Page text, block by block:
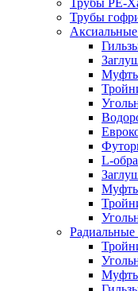
Трубы РЕ-
Трубы
L-